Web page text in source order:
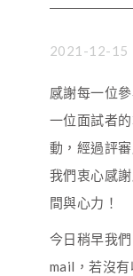
2021-12-15
感謝每一位
一位面試者
動，經過評
我們衷心感
間與心力！
今日稍早我
mail，若沒